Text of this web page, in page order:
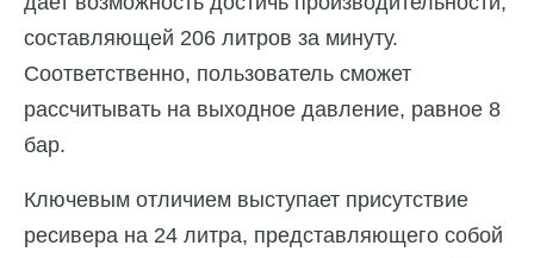
составляющей 206 литров за минуту.
Соответственно, пользователь сможет
рассчитывать на выходное давление, равное 8
бар.
Ключевым отличием выступает присутствие
ресивера на 24 литра, представляющего собой